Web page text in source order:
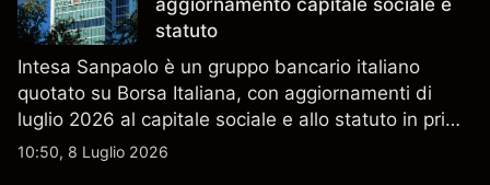
aggiornamento capitale sociale e
statuto
Intesa Sanpaolo è un gruppo bancario italiano
quotato su Borsa Italiana, con aggiornamenti di
luglio 2026 al capitale sociale e allo statuto in primo
piano. Esplora i target price ISP di terze parti e
10:50, 8 Luglio 2026